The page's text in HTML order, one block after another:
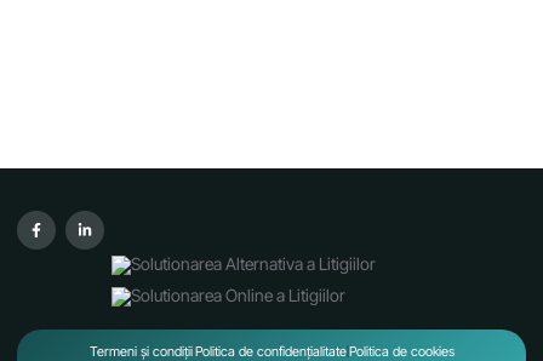
Termeni și condițiiPolitica de confidențialitatePolitica de cookies